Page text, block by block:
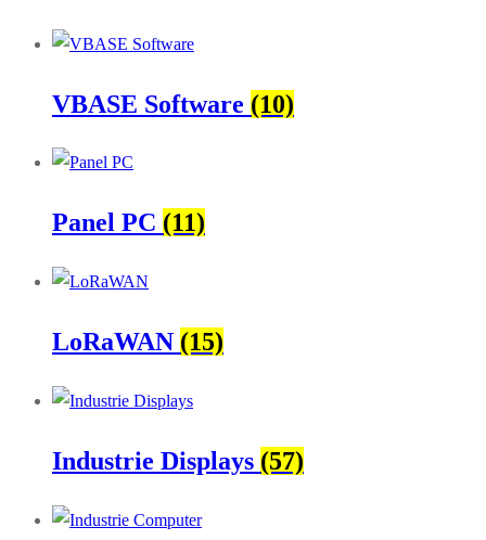
VBASE Software (10)
Panel PC (11)
LoRaWAN (15)
Industrie Displays (57)